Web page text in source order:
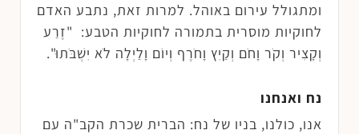
ומתגולל עירום באוהל. למרות זאת, נתבע האדם
לחוקיות מוסרית בתמורה לחוקיות הטבע: "זֶרַע
וְקָצִיר וְקֹר וָחֹם וְקַיִץ וָחֹרֶף וְיוֹם וָלַיְלָה לֹא יִשְׁבֹּתוּ".
נח ואנחנו
אנו, כולנו, בניו של נח: הברית שכרת הקב"ה עם